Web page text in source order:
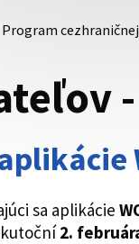
Program
-
sa aplikácie
2.